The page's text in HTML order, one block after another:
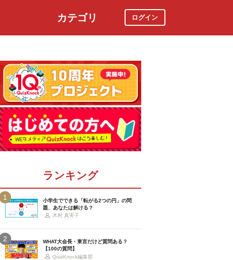
カテゴリ ログイン
ランキング
1
小学生でできる「転がる2つの円」の問
題、あなたは解ける？
木村 真実子
2
WHAT大会長・東言だけど質問ある？
【100の質問】
QuizKnock編集部